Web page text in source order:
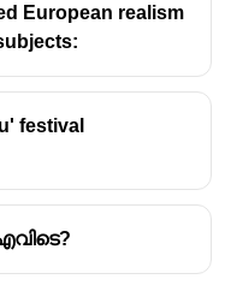
European realism
festival